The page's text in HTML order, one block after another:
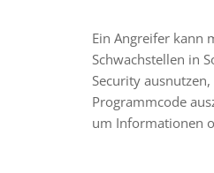
Ein Angreifer kann
Schwachstellen in
Security
Programmcode
um Informationen